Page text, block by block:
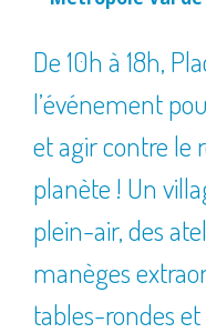
De 10h à 18h,
l’événement
et agir contre le
planète ! Un
plein-air, des
manèges
tables-rondes